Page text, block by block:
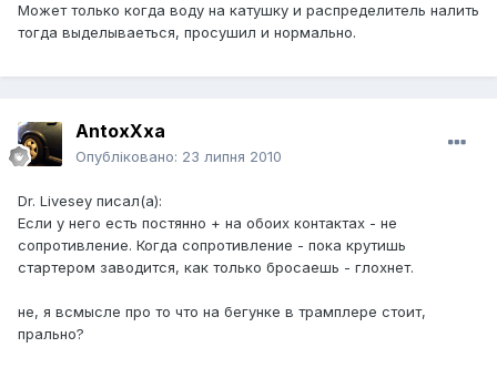
Может только когда воду на катушку и распределитель налить
тогда выделываеться, просушил и нормально.
AntoxXxa
Опубліковано: 23 липня 2010
Dr. Livesey писал(а):
Если у него есть постянно + на обоих контактах - не
сопротивление. Когда сопротивление - пока крутишь
стартером заводится, как только бросаешь - глохнет.
не, я всмысле про то что на бегунке в трамплере стоит,
прально?